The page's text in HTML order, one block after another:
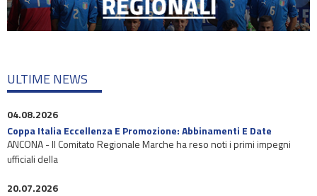
ULTIME NEWS
04.08.2026
Coppa Italia Eccellenza E Promozione: Abbinamenti E Date
ANCONA - Il Comitato Regionale Marche ha reso noti i primi impegni
ufficiali della
20.07.2026